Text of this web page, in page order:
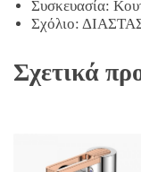
Συσκευασία:
Σχόλιο:
Σχετικά